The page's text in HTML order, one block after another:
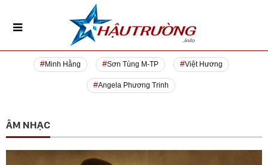
Minh Hằng Sơn Tùng M-TP Việt Hương
Angela Phương Trinh
ÂM NHẠC